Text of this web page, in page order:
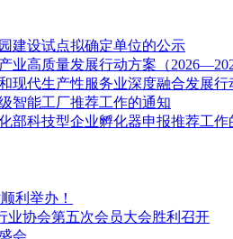
建设试点拟确定单位的公示
业高质量发展行动方案（
现代生产性服务业深度融合发展
智能工厂推荐工作的通知
部科技型企业孵化器申报推荐工作
利举办！
业协会第五次会员大会胜利召开
会